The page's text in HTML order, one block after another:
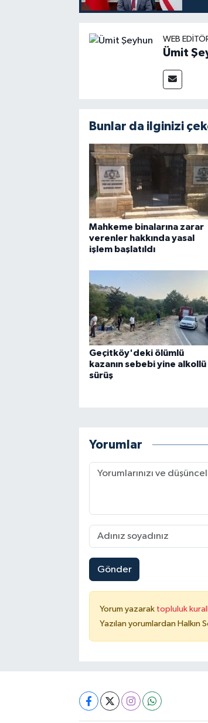
WEB
Ümit
Bunlar da ilginizi
Mahkeme binalarına zarar
verenler hakkında yasal
işlem başlatıldı
Geçitköy'deki ölümlü
kazanın sebebi yine alkollü
sürüş
Yorumlar
Gönder
Yorum yazarak topluluk
Yazılan yorumlardan Halkın